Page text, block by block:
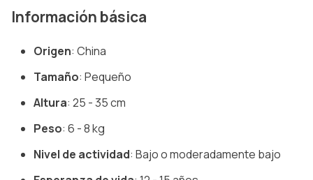
Información básica
Origen: China
Tamaño: Pequeño
Altura: 25 - 35 cm
Peso: 6 - 8 kg
Nivel de actividad: Bajo o moderadamente bajo